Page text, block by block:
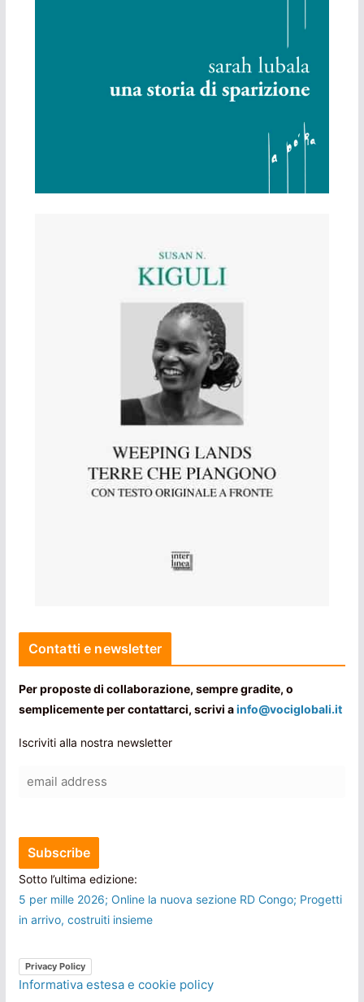
Contatti e newsletter
Per proposte di collaborazione, sempre gradite, o
semplicemente per contattarci, scrivi ainfo@vociglobali.it
Iscriviti alla nostra newsletter
Sotto l’ultima edizione:
5 per mille 2026; Online la nuova sezione RD Congo; Progetti
in arrivo, costruiti insieme
Privacy Policy
Informativa estesa e cookie policy